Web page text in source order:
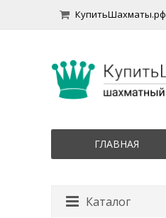
КупитьШахматы.рф
ГЛАВНАЯ
Каталог